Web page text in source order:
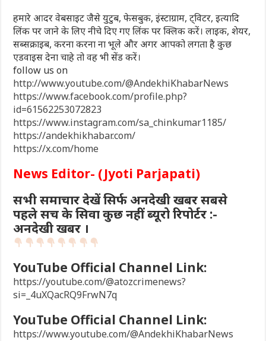
हमारे आदर वेबसाइट जैसे युटुब, फेसबुक, इंस्टाग्राम, ट्विटर, इत्यादि
लिंक पर जाने के लिए नीचे दिए गए लिंक पर क्लिक करें। लाइक, शेयर,
सब्सक्राइब, करना करना ना भूले और अगर आपको लगता है कुछ
एडवाइस देना चाहे तो वह भी सेंड करें।
follow us on
http://www.youtube.com/@AndekhiKhabarNews
https://www.facebook.com/profile.php?
id=61562253072823
https://www.instagram.com/sa_chinkumar1185/
https://andekhikhabar.com/
https://x.com/home
News Editor- (Jyoti Parjapati)
सभी समाचार देखें सिर्फ अनदेखी खबर सबसे
पहले सच के सिवा कुछ नहीं ब्यूरो रिपोर्टर :-
अनदेखी खबर ।
YouTube Official Channel Link:
https://youtube.com/@atozcrimenews?
si=_4uXQacRQ9FrwN7q
YouTube Official Channel Link:
https://www.youtube.com/@AndekhiKhabarNews